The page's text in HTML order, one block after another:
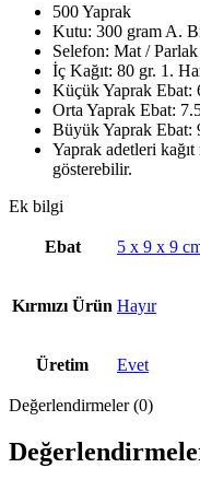
500 Yaprak
Kutu: 300 gram A.
Selefon: Mat / Parlak
İç Kağıt: 80 gr. 1.
Küçük Yaprak Ebat:
Orta Yaprak Ebat:
Büyük Yaprak Ebat:
Yaprak adetleri
gösterebilir.
Ek bilgi
Ebat 5 x 9 x 9
Kırmızı Ürün Hayır
Üretim Evet
Değerlendirmeler (0)